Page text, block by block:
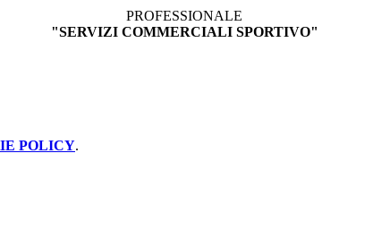
PROFESSIONALE
"SERVIZI COMMERCIALI SPORTIVO"
POLICY.